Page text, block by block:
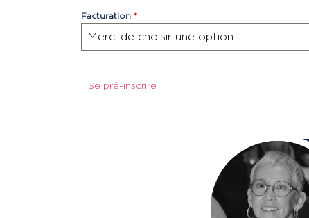
Facturation *
Merci de choisir une option
Se pré-inscrire